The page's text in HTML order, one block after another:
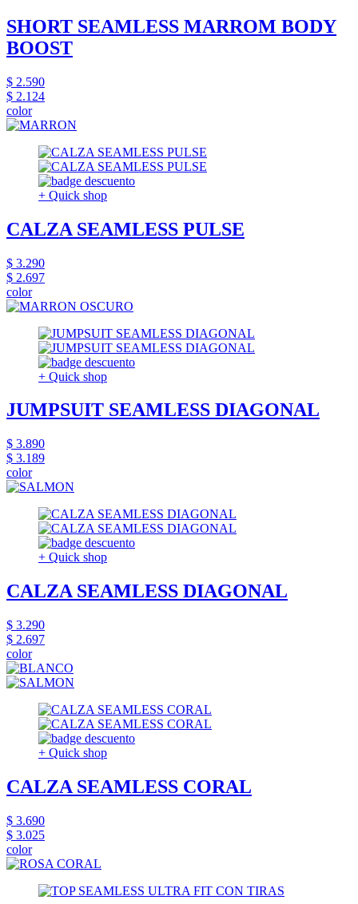
SHORT SEAMLESS MARROM BODY
BOOST
$ 2.590
$ 2.124
color
+ Quick shop
CALZA SEAMLESS PULSE
$ 3.290
$ 2.697
color
+ Quick shop
JUMPSUIT SEAMLESS DIAGONAL
$ 3.890
$ 3.189
color
+ Quick shop
CALZA SEAMLESS DIAGONAL
$ 3.290
$ 2.697
color
+ Quick shop
CALZA SEAMLESS CORAL
$ 3.690
$ 3.025
color